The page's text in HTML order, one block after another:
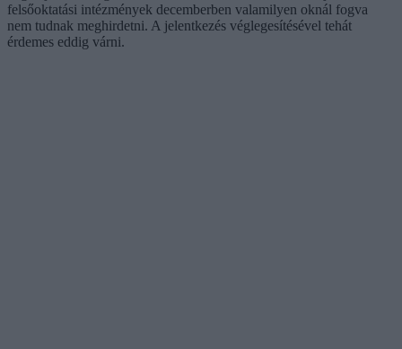
felsőoktatási intézmények decemberben valamilyen oknál fogva
nem tudnak meghirdetni. A jelentkezés véglegesítésével tehát
érdemes eddig várni.